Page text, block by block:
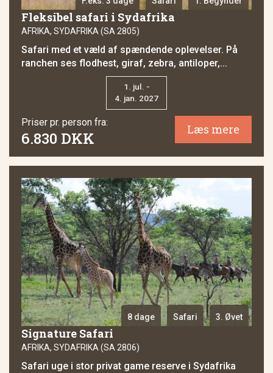
Fleksibel safari i Sydafrika
AFRIKA, SYDAFRIKA (SA 2805)
Safari med et væld af spændende oplevelser. På
ranchen ses flodhest, giraf, zebra, antiloper,...
1. jul. -
4. jan. 2027
Priser pr. person fra:
6.830 DKK Læs mere
8 dage Safari 3. Øvet
Signature Safari
AFRIKA, SYDAFRIKA (SA 2806)
Safari uge i stor privat game reserve i Sydafrika